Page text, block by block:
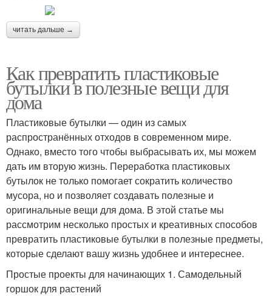
читать дальше →
Как превратить пластиковые
бутылки в полезные вещи для
дома
Пластиковые бутылки — один из самых
распространённых отходов в современном мире.
Однако, вместо того чтобы выбрасывать их, мы можем
дать им вторую жизнь. Переработка пластиковых
бутылок не только помогает сократить количество
мусора, но и позволяет создавать полезные и
оригинальные вещи для дома. В этой статье мы
рассмотрим несколько простых и креативных способов
превратить пластиковые бутылки в полезные предметы,
которые сделают вашу жизнь удобнее и интереснее.
Простые проекты для начинающих 1. Самодельный
горшок для растений